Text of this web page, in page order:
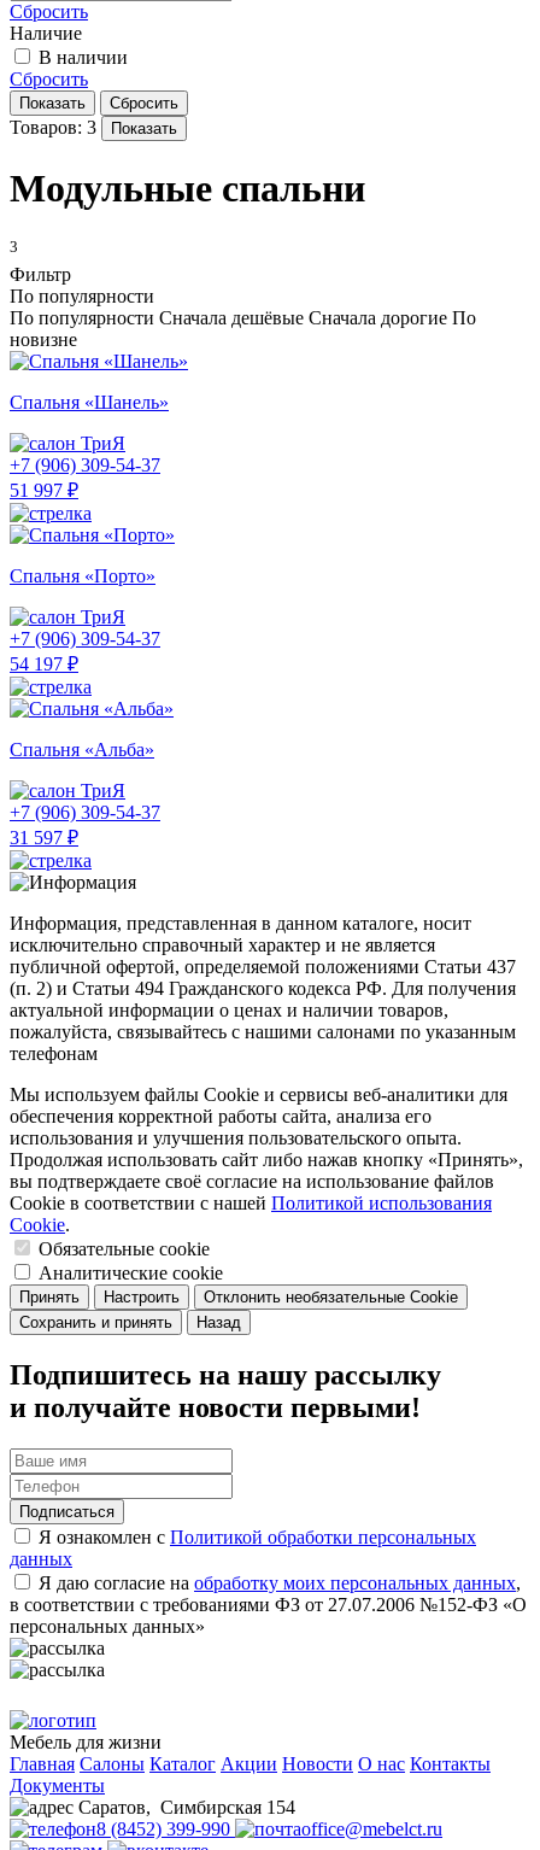
Сбросить
Наличие
В наличии
Сбросить
Показать Сбросить
Товаров: 3 Показать
Модульные спальни
3
Фильтр
По популярности
По популярности Сначала дешёвые Сначала дорогие По
новизне
Спальня «Шанель»
ТриЯ
+7 (906) 309-54-37
51 997 ₽
Спальня «Порто»
ТриЯ
+7 (906) 309-54-37
54 197 ₽
Спальня «Альба»
ТриЯ
+7 (906) 309-54-37
31 597 ₽
Информация, представленная в данном каталоге, носит
исключительно справочный характер и не является
публичной офертой, определяемой положениями Статьи 437
(п. 2) и Статьи 494 Гражданского кодекса РФ. Для получения
актуальной информации о ценах и наличии товаров,
пожалуйста, связывайтесь с нашими салонами по указанным
телефонам
Мы используем файлы Cookie и сервисы веб-аналитики для
обеспечения корректной работы сайта, анализа его
использования и улучшения пользовательского опыта.
Продолжая использовать сайт либо нажав кнопку «Принять»,
вы подтверждаете своё согласие на использование файлов
Cookie в соответствии с нашей Политикой использования
Cookie.
Обязательные cookie
Аналитические cookie
Принять Настроить
Отклонить необязательные Cookie
Сохранить и принять
Назад
Подпишитесь на нашу рассылку
и получайте новости первыми!
Подписаться
Я ознакомлен с Политикой обработки персональных
данных
Я даю согласие на обработку моих персональных данных,
в соответствии с требованиями ФЗ от 27.07.2006 №152-ФЗ «О
персональных данных»
Мебель для жизни
Главная Салоны Каталог Акции Новости О нас Контакты
Документы
Саратов, Симбирская 154
8 (8452) 399-990
office@mebelct.ru